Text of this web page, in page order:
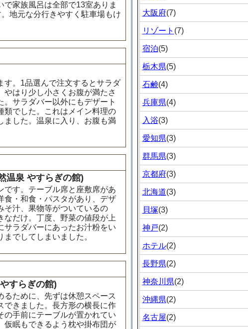
家族風呂は全部で13室ありま
地元な分行きやすく駐車場もけ
す。1品選んで注文するとサラダ
はり少し小さくお腹が満たさ
サラダバー以外にもデザート
類でした。これはメイン料理の
ました。温泉に入り、お腹も満
温泉 やすらぎの館)
です。テーブル席と座敷席があ
食・和食・パスタがあり、デザ
そ汁、果物等がついているの
だけ。丁度、野菜の値段が上
サラダバーにあったお汁粉をい
でしてしまいました。
すらぎの館)
ために、先ずは休憩スペース
できました。長方形の横長に作
の手前にテーブルが置かれてい
仮眠もできるよう枕や掛布団が
大阪府(7)
リゾート (7)
宿泊(5)
栃木県(5)
石鹸(4)
兵庫県(4)
入浴(3)
愛知県(3)
群馬県(3)
京都府(3)
北海道(3)
貝塚(3)
神戸(2)
ホテル(2)
長野県(2)
神奈川県(2)
沖縄県(2)
名古屋(2)